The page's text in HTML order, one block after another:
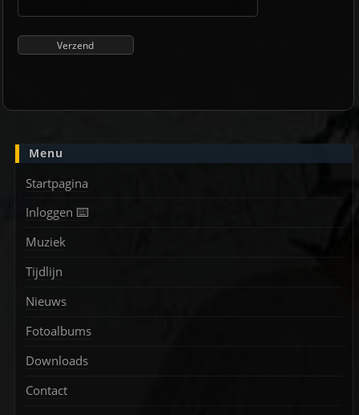
Menu
Startpagina
Inloggen ⌨️
Muziek
Tijdlijn
Nieuws
Fotoalbums
Downloads
Contact